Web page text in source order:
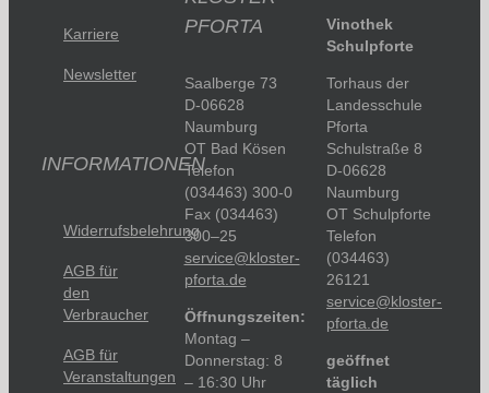
Karriere
Newsletter
INFORMATIONEN
Widerrufsbelehrung
AGB für
den
Verbraucher
AGB für
Veranstaltungen
PFORTA
Saalberge 73
D-06628
Naumburg
OT Bad Kösen
Telefon
(034463) 300-0
Fax (034463)
300–25
service@kloster-
pforta.de
Öffnungszeiten:
Montag –
Donnerstag: 8
– 16:30 Uhr
Vinothek
Schulpforte
Torhaus der
Landesschule
Pforta
Schulstraße 8
D-06628
Naumburg
OT Schulpforte
Telefon
(034463)
26121
service@kloster-
pforta.de
geöffnet
täglich